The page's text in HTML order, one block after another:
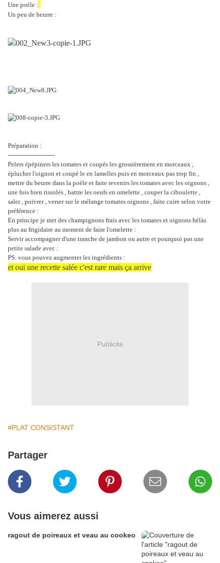
Une poèle :
Un peu de beurre :
Préparation :
------------------------
Pelers épépiners les tomates et coupés les grossièrement en morceaux ,
éplucher l'oignon et coupé le en lamelles puis en morceaux pas trop fin ,
mettre du beurre dans la poèle et faite revenirs les tomates avec les oignons ,
une fois bien rissolés , battre les oeufs en omelette , couper la ciboulette ,
saler , poivrer , verser sur le mélange tomates oignons , faite cuire selon votre
préférence :
En principe je met des champignons frais avec les tomates et oignons hélàs
plus au frigidaire au moment de faire l'omelette :
Servir accompagner d'une tranche de jambon ou autre et pourquoi pas une
petite salade avec :
PS: vous pouvez augmenter les ingrédients :
et oui une recette salée c'est rare mais ça arrive
Publicité
#PLAT CONSISTANT
Partager
Vous aimerez aussi
ragout de poireaux et veau au cookeo